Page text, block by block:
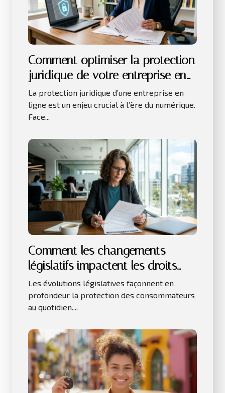
Comment optimiser la protection
juridique de votre entreprise en
ligne ?
La protection juridique d’une entreprise en
ligne est un enjeu crucial à l’ère du numérique.
Face...
Comment les changements
législatifs impactent les droits
des consommateurs ?
Les évolutions législatives façonnent en
profondeur la protection des consommateurs
au quotidien....